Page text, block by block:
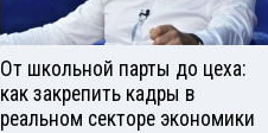
От школьной парты до цеха:
как закрепить кадры в
реальном секторе экономики